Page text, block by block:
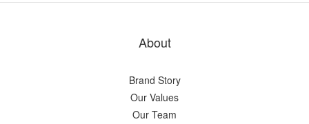
About
Brand Story
Our Values
Our Team